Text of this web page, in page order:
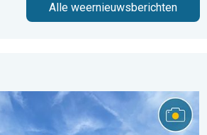
Alle weernieuwsberichten
de week!. Weer&Radar uploader. . .